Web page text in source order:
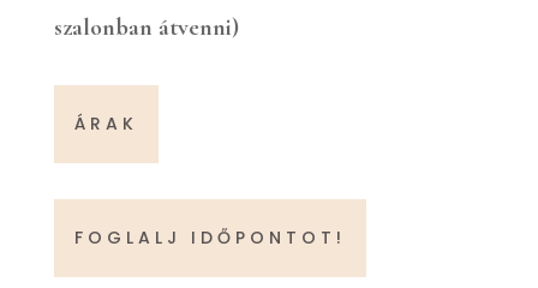
szalonban átvenni)
ÁRAK
FOGLALJ IDŐPONTOT!